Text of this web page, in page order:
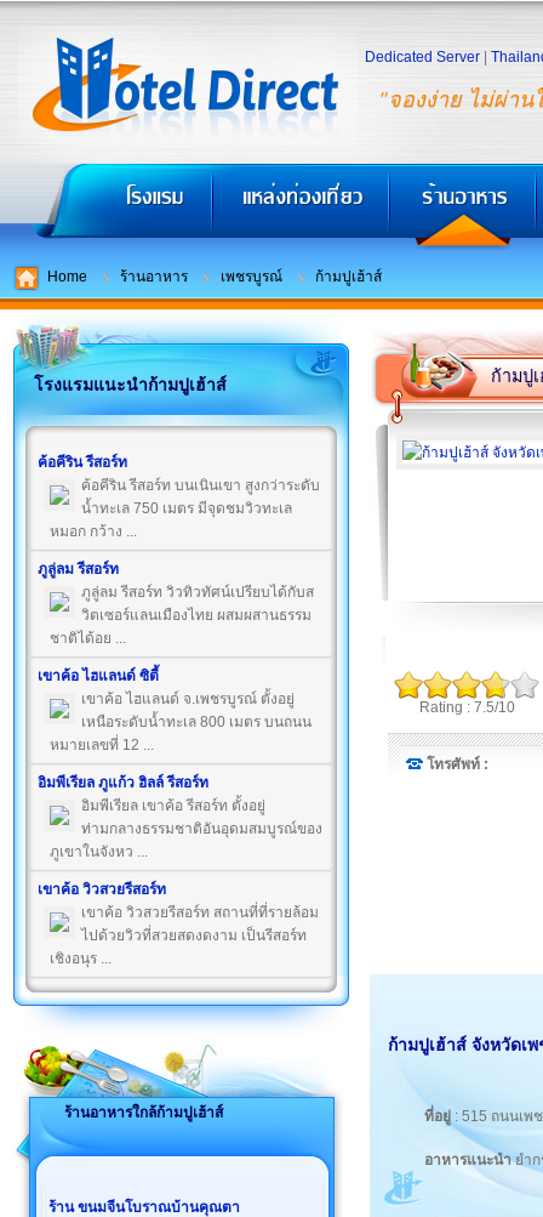
"จองง่าย ไม่ผ่าน
Dedicated Server
Home ร้านอาหาร เพชรบูรณ์ ก้ามปูเฮ้าส์
โรงแรมแนะนำก้ามปูเฮ้าส์
ค้อคีริน รีสอร์ท
ค้อคีริน รีสอร์ท บนเนินเขา สูงกว่าระดับ
น้ำทะเล 750 เมตร มีจุดชมวิวทะเล
หมอก กว้าง ...
ภูลู่ลม รีสอร์ท
ภูลู่ลม รีสอร์ท วิวทิวทัศน์เปรียบได้กับส
วิตเซอร์แลนเมืองไทย ผสมผสานธรรม
ชาติได้อย ...
เขาค้อ ไฮแลนด์ ซิตี้
เขาค้อ ไฮแลนด์ จ.เพชรบูรณ์ ตั้งอยู่
เหนือระดับน้ำทะเล 800 เมตร บนถนน
หมายเลขที่ 12 ...
อิมพีเรียล ภูแก้ว ฮิลล์ รีสอร์ท
อิมพีเรียล เขาค้อ รีสอร์ท ตั้งอยู่
ท่ามกลางธรรมชาติอันอุดมสมบูรณ์ของ
ภูเขาในจังหว ...
เขาค้อ วิวสวยรีสอร์ท
เขาค้อ วิวสวยรีสอร์ท สถานที่ที่รายล้อม
ไปด้วยวิวที่สวยสดงดงาม เป็นรีสอร์ท
เชิงอนุร ...
ร้านอาหารใกล้ก้ามปูเฮ้าส์
ร้าน ขนมจีนโบราณบ้านคุณตา
ก้ามปู
Rating : 7.5/10
โทรศัพท์ :
ก้ามปูเฮ้าส์ จังหวัดเ
ที่อยู่ : 515 ถนนเพ
อาหารแนะนำยำก